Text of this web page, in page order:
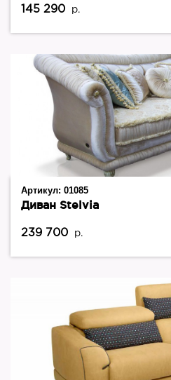
145 290 р.
Артикул: 01085
Диван Stelvia
239 700 р.